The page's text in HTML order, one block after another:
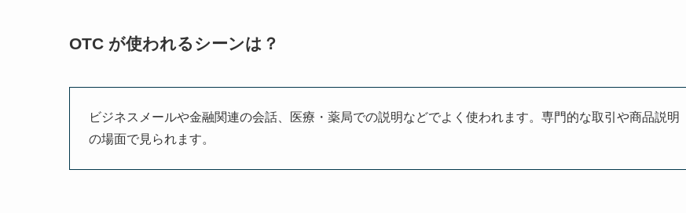
OTC が使われるシーンは？
ビジネスメールや金融関連の会話、医療・薬局での説明などでよく使われます。専門的な取引や商品説明
の場面で見られます。